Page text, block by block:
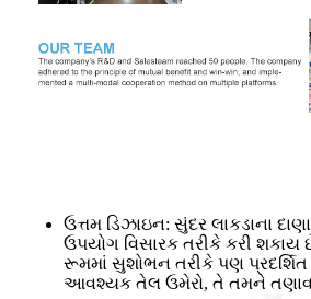
ઉત્તમ ડિઝાઇન: સુંદર લાકડાના
ઉપયોગ વિસારક તરીકે કરી શકાય
રૂમમાં સુશોભન તરીકે પણ
આવશ્યક તેલ ઉમેરો, તે તમને